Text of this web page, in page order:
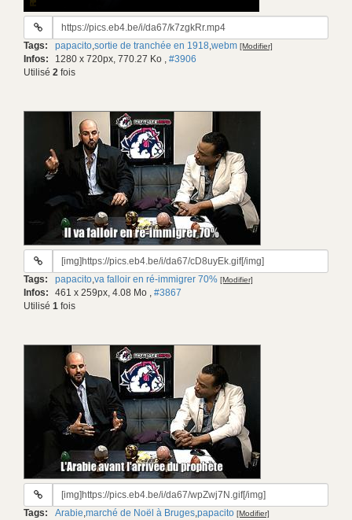
URL
gif:
Tags: papacito,sortie de tranchée en 1918,webm [Modifier]
Infos: 1280 x 720px, 770.27 Ko , #3906
Utilisé 2 fois
URL
gif:
Tags: papacito,va falloir en ré-immigrer 70% [Modifier]
Infos: 461 x 259px, 4.08 Mo , #3867
Utilisé 1 fois
URL
gif:
Tags: Arabie,marché de Noël à Bruges,papacito [Modifier]